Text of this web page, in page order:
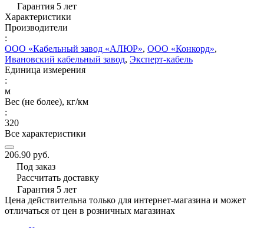
Гарантия 5 лет
Характеристики
Производители
:
ООО «Кабельный завод «АЛЮР», ООО «Конкорд»,
Ивановский кабельный завод, Эксперт-кабель
Единица измерения
:
м
Вес (не более), кг/км
:
320
Все характеристики
206.90 руб.
Под заказ
Рассчитать доставку
Гарантия 5 лет
Цена действительна только для интернет-магазина и может
отличаться от цен в розничных магазинах